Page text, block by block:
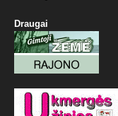
Draugai